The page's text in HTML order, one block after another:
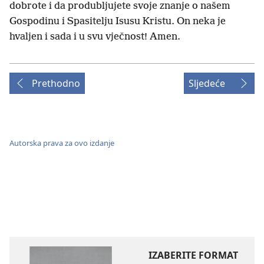
dobrote i da produbljujete svoje znanje o našem
Gospodinu i Spasitelju Isusu Kristu. On neka je
hvaljen i sada i u svu vječnost! Amen.
Prethodno Sljedeće
Autorska prava za ovo izdanje
IZABERITE FORMAT